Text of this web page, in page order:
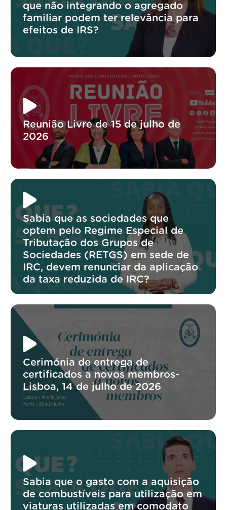
que não integrando o agregado
familiar podem ter relevância para
efeitos de IRS?
Reunião Livre de 15 de julho de
2026
Sabia que as sociedades que
optem pelo Regime Especial de
Tributação dos Grupos de
Sociedades (RETGS) em sede de
IRC, devem renunciar da aplicação
da taxa reduzida de IRC?
Cerimónia de entrega de
certificados a novos membros-
Lisboa, 14 de julho de 2026
Sabia que o gasto com a aquisição
de combustíveis para utilização em
viaturas utilizadas em comodato